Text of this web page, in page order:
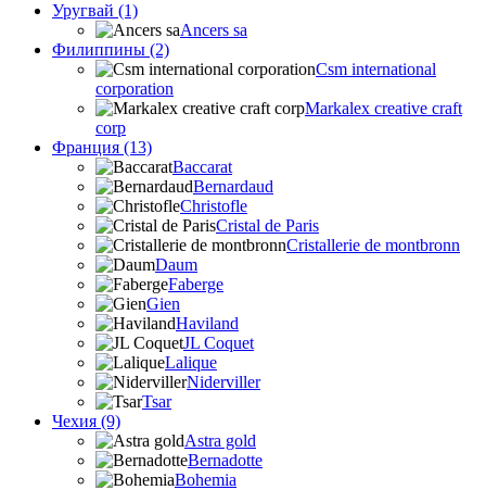
Уругвай (1)
Ancers sa
Филиппины (2)
Csm international
corporation
Markalex creative craft
corp
Франция (13)
Baccarat
Bernardaud
Christofle
Cristal de Paris
Cristallerie de montbronn
Daum
Faberge
Gien
Haviland
JL Coquet
Lalique
Niderviller
Tsar
Чехия (9)
Astra gold
Bernadotte
Bohemia